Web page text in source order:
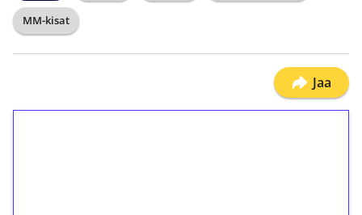
MM-kisat
Jaa